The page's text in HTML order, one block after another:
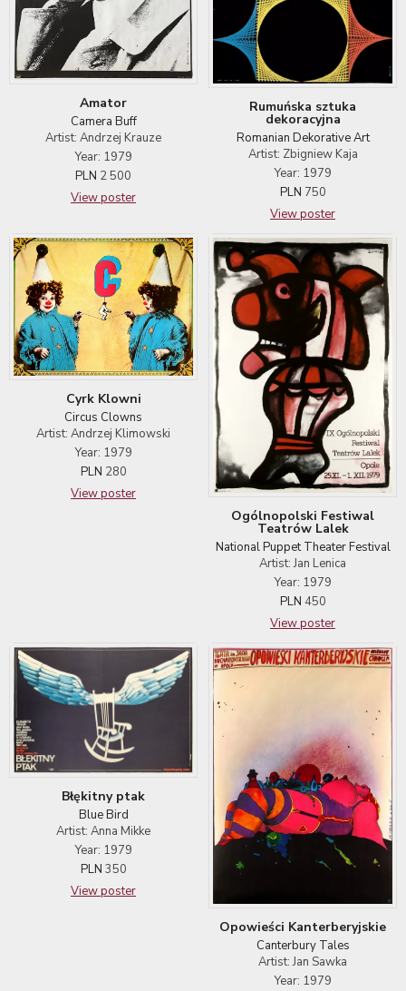
Amator
Camera Buff
Artist: Andrzej Krauze
Year: 1979
PLN 2 500
View poster
Rumuńska sztuka
dekoracyjna
Romanian Dekorative Art
Artist: Zbigniew Kaja
Year: 1979
PLN 750
View poster
Cyrk Klowni
Circus Clowns
Artist: Andrzej Klimowski
Year: 1979
PLN 280
View poster
Ogólnopolski Festiwal
Teatrów Lalek
National Puppet Theater Festival
Artist: Jan Lenica
Year: 1979
PLN 450
View poster
Błękitny ptak
Blue Bird
Artist: Anna Mikke
Year: 1979
PLN 350
View poster
Opowieści Kanterberyjskie
Canterbury Tales
Artist: Jan Sawka
Year: 1979